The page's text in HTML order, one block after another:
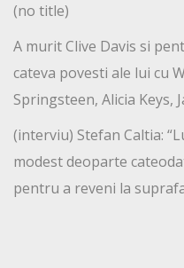
(no title)
A murit Clive Davis si
cateva povesti ale lui cu
Springsteen, Alicia Keys,
(interviu) Stefan Caltia:
modest deoparte
pentru a reveni la